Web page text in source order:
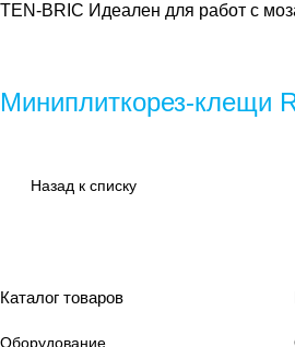
TEN-BRIC Идеален для работ с
Миниплиткорез-клещи
Назад к списку
Каталог товаров
Оборудование